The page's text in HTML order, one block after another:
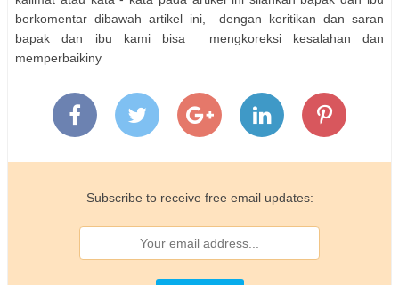
berkomentar dibawah artikel ini, dengan keritikan dan saran
bapak dan ibu kami bisa mengkoreksi kesalahan dan
memperbaikiny
Subscribe to receive free email updates: